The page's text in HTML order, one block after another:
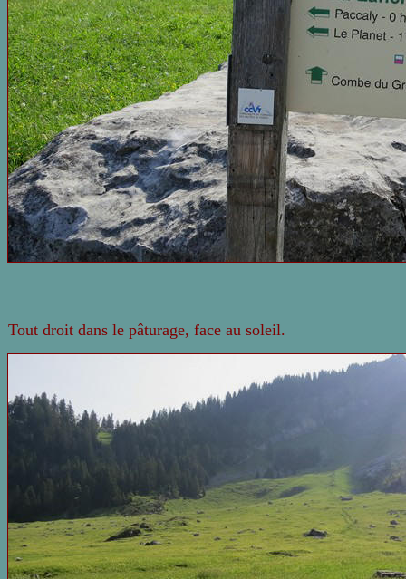
Tout droit dans le pâturage, face au soleil.